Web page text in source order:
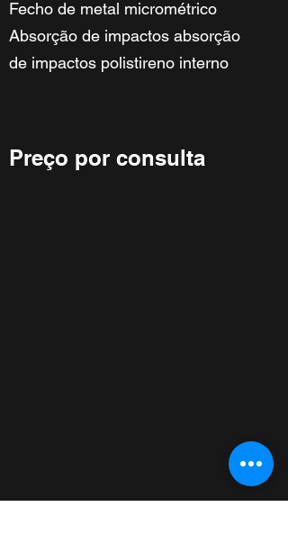
Fecho de metal micrométrico
Absorção de impactos absorção
de impactos polistireno interno
Preço por consulta